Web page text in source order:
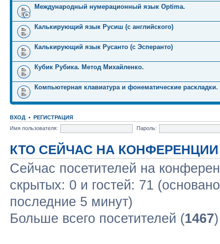
Международный нумерационный язык Optima.
Калькирующий язык Русиш (с английского)
Калькирующий язык Русанто (с Эсперанто)
Кубик Рубика. Метод Михайленко.
Компьютерная клавиатура и фонематические раскладки.
ВХОД • РЕГИСТРАЦИЯ
Имя пользователя:
Пароль:
КТО СЕЙЧАС НА КОНФЕРЕНЦИИ
Сейчас посетителей на
скрытых: 0 и гостей: 71
последние 5 минут)
Больше всего посетителей (1467